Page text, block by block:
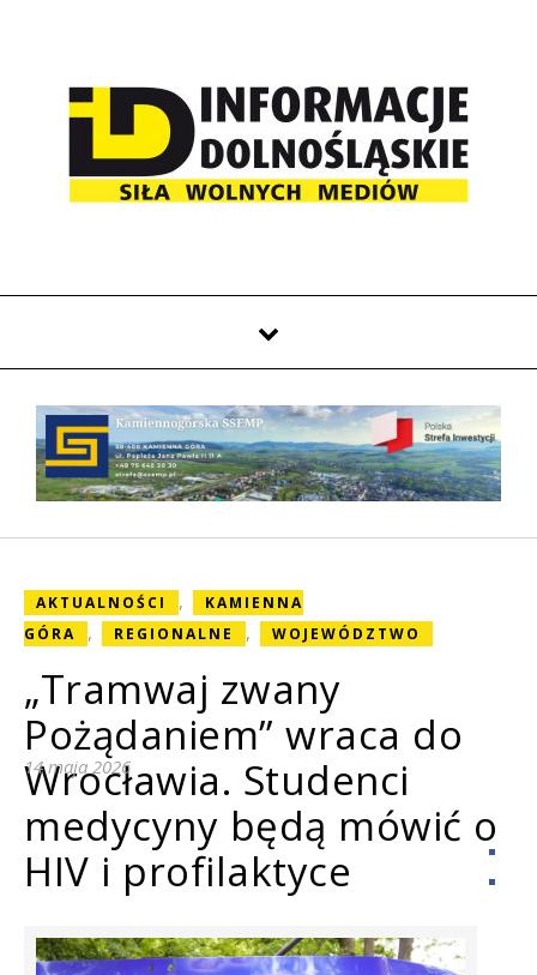
AKTUALNOŚCI ,
KAMIENNA
GÓRA
, REGIONALNE , WOJEWÓDZTWO
„Tramwaj zwany
Pożądaniem” wraca do
Wrocławia. Studenci
medycyny będą mówić o
HIV i profilaktyce
14 maja 2026